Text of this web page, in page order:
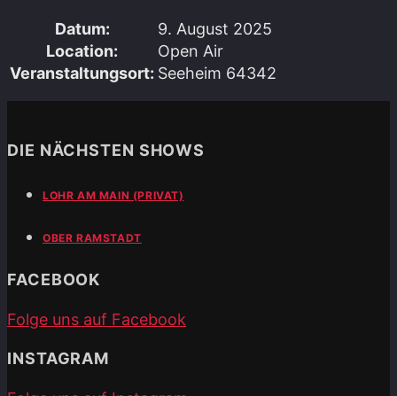
Datum:
9. August 2025
Location:
Open Air
Veranstaltungsort: Seeheim 64342
DIE NÄCHSTEN SHOWS
LOHR AM MAIN (PRIVAT)
OBER RAMSTADT
FACEBOOK
Folge uns auf Facebook
INSTAGRAM